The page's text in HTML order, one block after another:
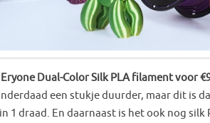
Dual-Color Silk PLA filament voor
een stukje duurder, maar dit is
1 draad. En daarnaast is het ook nog